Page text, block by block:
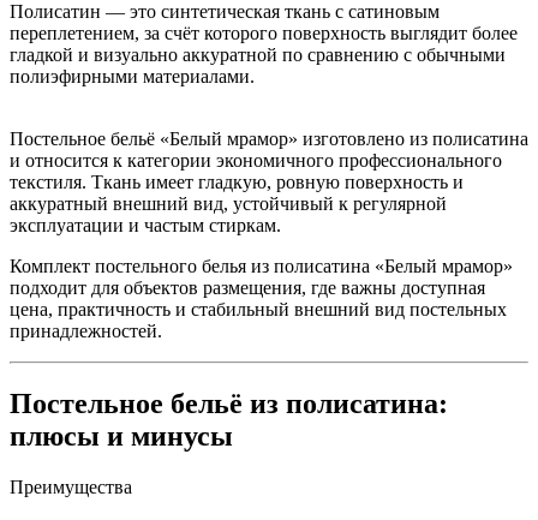
Полисатин — это синтетическая ткань с сатиновым
переплетением, за счёт которого поверхность выглядит более
гладкой и визуально аккуратной по сравнению с обычными
полиэфирными материалами.
Постельное бельё «Белый мрамор» изготовлено из полисатина
и относится к категории экономичного профессионального
текстиля. Ткань имеет гладкую, ровную поверхность и
аккуратный внешний вид, устойчивый к регулярной
эксплуатации и частым стиркам.
Комплект постельного белья из полисатина «Белый мрамор»
подходит для объектов размещения, где важны доступная
цена, практичность и стабильный внешний вид постельных
принадлежностей.
Постельное бельё из полисатина:
плюсы и минусы
Преимущества